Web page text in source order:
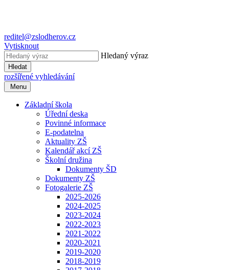
reditel@zslodherov.cz
Vytisknout
Hledaný výraz
Hledat
rozšířené vyhledávání
Menu
Základní škola
Úřední deska
Povinné informace
E-podatelna
Aktuality ZŠ
Kalendář akcí ZŠ
Školní družina
Dokumenty ŠD
Dokumenty ZŠ
Fotogalerie ZŠ
2025-2026
2024-2025
2023-2024
2022-2023
2021-2022
2020-2021
2019-2020
2018-2019